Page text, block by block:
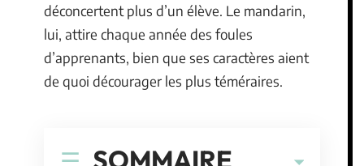
déconcertent plus d’un élève. Le mandarin,
lui, attire chaque année des foules
d’apprenants, bien que ses caractères aient
de quoi décourager les plus téméraires.
SOMMAIRE